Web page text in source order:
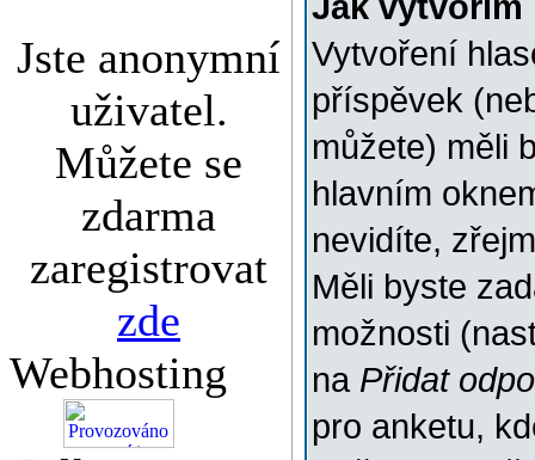
Jste anonymní
uživatel.
Můžete se
zdarma
zaregistrovat
zde
Webhosting
Vytvoření
příspěvek
můžete) měli
hlavním
nevidíte,
Měli byste
možnosti
na Přidat
pro anketu,